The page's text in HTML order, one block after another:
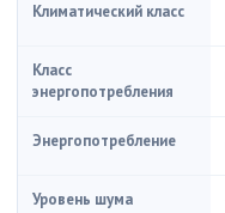
Климатический класс
Класс
энергопотребления
Энергопотребление
Уровень шума